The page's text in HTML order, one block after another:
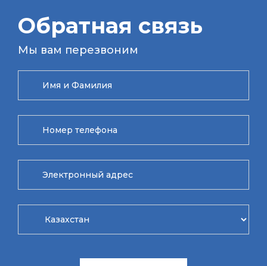
Обратная связь
Мы вам перезвоним